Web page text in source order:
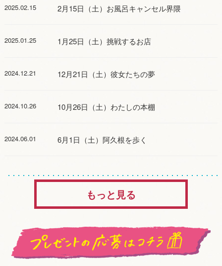
2025.02.15 2月15日（土）お風呂キャンセル界隈
2025.01.25 1月25日（土）挑戦するお店
2024.12.21 12月21日（土）彼女たちの夢
2024.10.26 10月26日（土）わたしの本棚
2024.06.01 6月1日（土）阿久根を歩く
もっと見る